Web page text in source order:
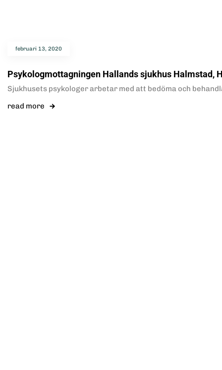
februari 13, 2020
Psykologmottagningen Hallands sjukhus Halmstad,
Sjukhusets psykologer arbetar med att bedöma och
read more